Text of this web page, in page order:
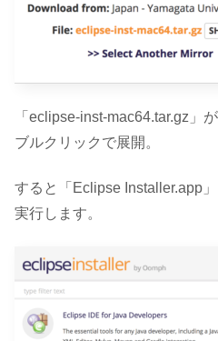
「eclipse-inst-mac64.tar.gz」
ブルクリックで展開。
すると「Eclipse Installer.app
実行します。